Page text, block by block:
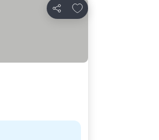
シェア
お気に入りに追加